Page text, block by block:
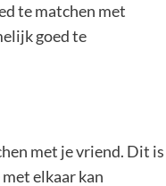
te matchen met
goed te
met je vriend. Dit is
elkaar kan